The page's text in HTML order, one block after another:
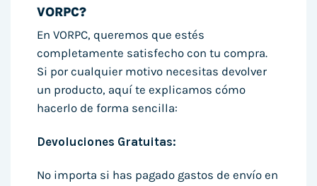
VORPC?
En VORPC, queremos que estés
completamente satisfecho con tu compra.
Si por cualquier motivo necesitas devolver
un producto, aquí te explicamos cómo
hacerlo de forma sencilla:
Devoluciones Gratuitas:
No importa si has pagado gastos de envío en